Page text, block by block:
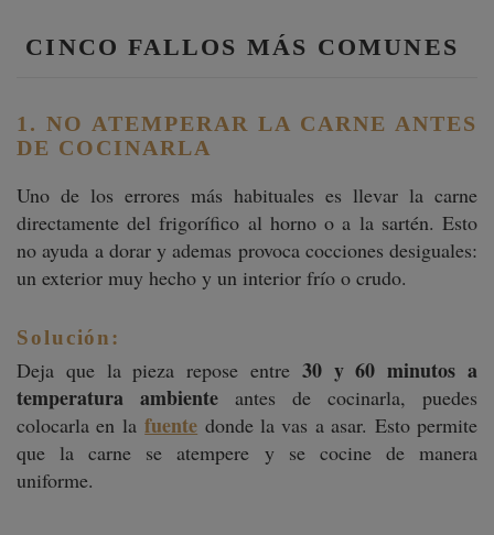
CINCO FALLOS MÁS COMUNES
1. NO ATEMPERAR LA CARNE ANTES
DE COCINARLA
Uno de los errores más habituales es llevar la carne
directamente del frigorífico al horno o a la sartén. Esto
no ayuda a dorar y ademas provoca cocciones desiguales:
un exterior muy hecho y un interior frío o crudo.
Solución:
Deja que la pieza repose entre 30 y 60 minutos a
temperatura ambiente antes de cocinarla, puedes
colocarla en lafuente donde la vas a asar. Esto permite
que la carne se atempere y se cocine de manera
uniforme.